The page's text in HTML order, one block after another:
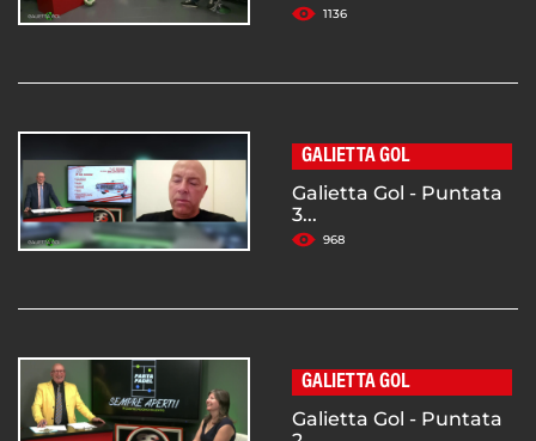
1136
GALIETTA GOL
Galietta Gol - Puntata
3...
968
GALIETTA GOL
Galietta Gol - Puntata